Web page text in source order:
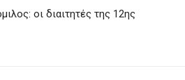
οι διαιτητές της 12ης